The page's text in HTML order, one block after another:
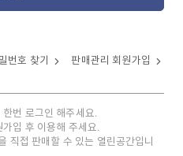
번호 찾기 판매관리 회원가입
번 로그인 해주세요.
입 후 이용해 주세요.
직접 판매할 수 있는 열린공간입니